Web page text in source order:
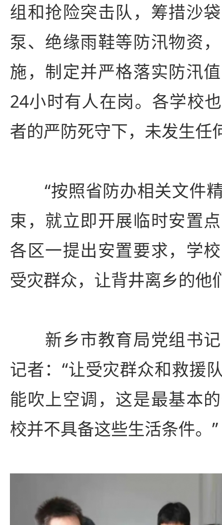
组和抢险突击队，筹措沙
泵、绝缘雨鞋等防汛物资
施，制定并严格落实防汛
24小时有人在岗。各学校
者的严防死守下，未发生任
“按照省防办相关文件
束，就立即开展临时安置
各区一提出安置要求，学
受灾群众，让背井离乡的他
新乡市教育局党组书记
记者：“让受灾群众和救援
能吹上空调，这是最基本
校并不具备这些生活条件。”